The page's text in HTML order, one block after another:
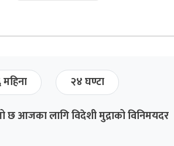
महिना २४ घण्टा
छ आजका लागि विदेशी मुद्राको विनिमयदर